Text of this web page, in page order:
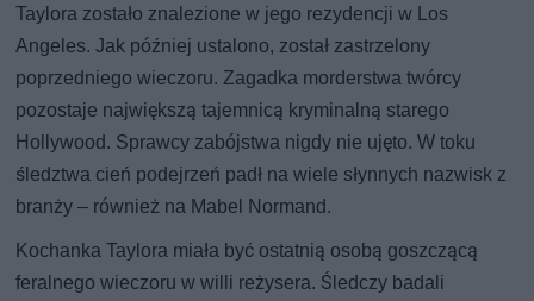
Taylora zostało znalezione w jego rezydencji w Los
Angeles. Jak później ustalono, został zastrzelony
poprzedniego wieczoru. Zagadka morderstwa twórcy
pozostaje największą tajemnicą kryminalną starego
Hollywood. Sprawcy zabójstwa nigdy nie ujęto. W toku
śledztwa cień podejrzeń padł na wiele słynnych nazwisk z
branży – również na Mabel Normand.
Kochanka Taylora miała być ostatnią osobą goszczącą
feralnego wieczoru w willi reżysera. Śledczy badali